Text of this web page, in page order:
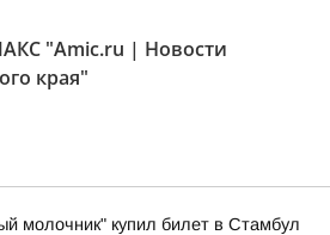
"Amic.ru | Новости
края"
молочник" купил билет в Стамбул